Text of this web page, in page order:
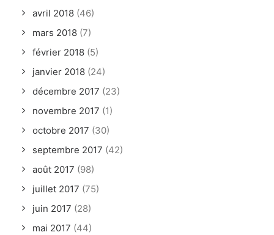
avril 2018 (46)
mars 2018 (7)
février 2018 (5)
janvier 2018 (24)
décembre 2017 (23)
novembre 2017 (1)
octobre 2017 (30)
septembre 2017 (42)
août 2017 (98)
juillet 2017 (75)
juin 2017 (28)
mai 2017 (44)